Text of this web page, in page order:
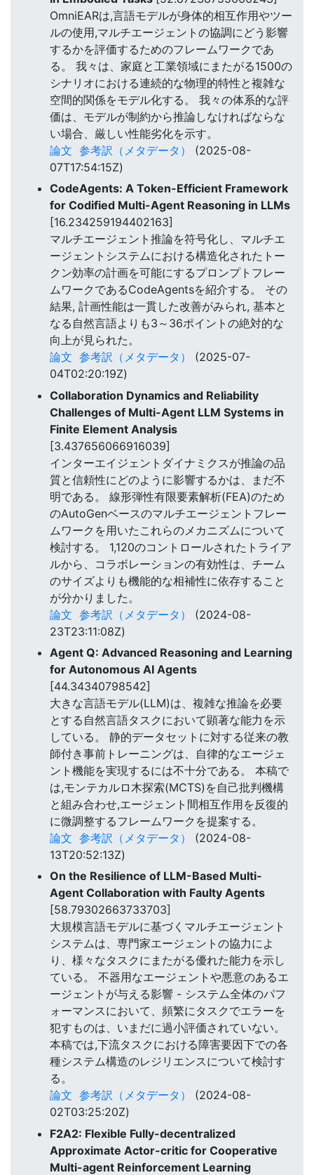
OmniEARは,言語モデルが身体的相互作用やツー
ルの使用,マルチエージェントの協調にどう影響
するかを評価するためのフレームワークであ
る。 我々は、家庭と工業領域にまたがる1500の
シナリオにおける連続的な物理的特性と複雑な
空間的関係をモデル化する。 我々の体系的な評
価は、モデルが制約から推論しなければならな
い場合、厳しい性能劣化を示す。
論文 参考訳（メタデータ）
(2025-08-
07T17:54:15Z)
CodeAgents: A Token-Efficient Framework
for Codified Multi-Agent Reasoning in LLMs
[16.234259194402163]
マルチエージェント推論を符号化し、マルチエ
ージェントシステムにおける構造化されたトー
クン効率の計画を可能にするプロンプトフレー
ムワークであるCodeAgentsを紹介する。 その
結果, 計画性能は一貫した改善がみられ, 基本と
なる自然言語よりも3～36ポイントの絶対的な
向上が見られた。
論文 参考訳（メタデータ）
(2025-07-
04T02:20:19Z)
Collaboration Dynamics and Reliability
Challenges of Multi-Agent LLM Systems in
Finite Element Analysis
[3.437656066916039]
インターエイジェントダイナミクスが推論の品
質と信頼性にどのように影響するかは、まだ不
明である。 線形弾性有限要素解析(FEA)のため
のAutoGenベースのマルチエージェントフレー
ムワークを用いたこれらのメカニズムについて
検討する。 1,120のコントロールされたトライア
ルから、コラボレーションの有効性は、チーム
のサイズよりも機能的な相補性に依存すること
が分かりました。
論文 参考訳（メタデータ）
(2024-08-
23T23:11:08Z)
Agent Q: Advanced Reasoning and Learning
for Autonomous AI Agents
[44.34340798542]
大きな言語モデル(LLM)は、複雑な推論を必要
とする自然言語タスクにおいて顕著な能力を示
している。 静的データセットに対する従来の教
師付き事前トレーニングは、自律的なエージェ
ント機能を実現するには不十分である。 本稿で
は,モンテカルロ木探索(MCTS)を自己批判機構
と組み合わせ,エージェント間相互作用を反復的
に微調整するフレームワークを提案する。
論文 参考訳（メタデータ）
(2024-08-
13T20:52:13Z)
On the Resilience of LLM-Based Multi-
Agent Collaboration with Faulty Agents
[58.79302663733703]
大規模言語モデルに基づくマルチエージェント
システムは、専門家エージェントの協力によ
り、様々なタスクにまたがる優れた能力を示し
ている。 不器用なエージェントや悪意のあるエ
ージェントが与える影響 - システム全体のパフ
ォーマンスにおいて、頻繁にタスクでエラーを
犯すものは、いまだに過小評価されていない。
本稿では,下流タスクにおける障害要因下での各
種システム構造のレジリエンスについて検討す
る。
論文 参考訳（メタデータ）
(2024-08-
02T03:25:20Z)
F2A2: Flexible Fully-decentralized
Approximate Actor-critic for Cooperative
Multi-agent Reinforcement Learning